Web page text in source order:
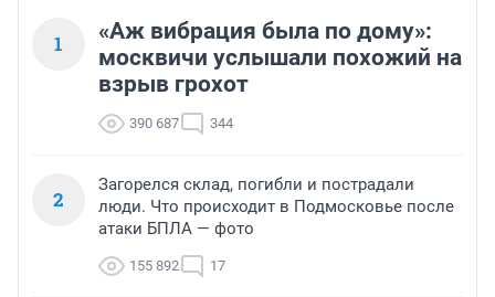
1
«Аж вибрация была по дому»:
москвичи услышали похожий на
взрыв грохот
390 687 344
2
Загорелся склад, погибли и пострадали
люди. Что происходит в Подмосковье после
атаки БПЛА — фото
155 892 17